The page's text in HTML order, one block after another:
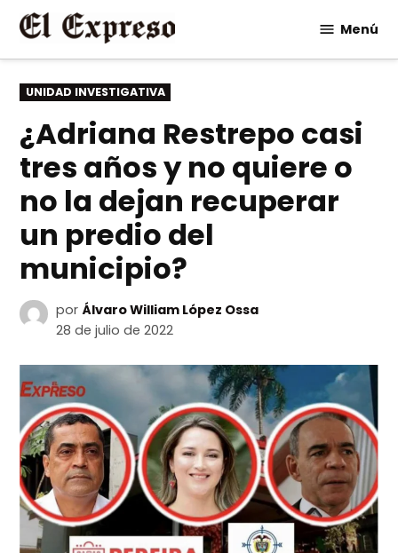
Saltar
contenido
Menú
PUBLICADO
EN
UNIDAD INVESTIGATIVA
¿Adriana Restrepo casi
tres años y no quiere o
no la dejan recuperar
un predio del
municipio?
por Álvaro William López Ossa
28 de julio de 2022